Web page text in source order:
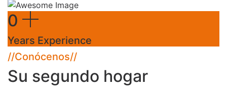
0
Years Experience
//Conócenos//
Su segundo hogar